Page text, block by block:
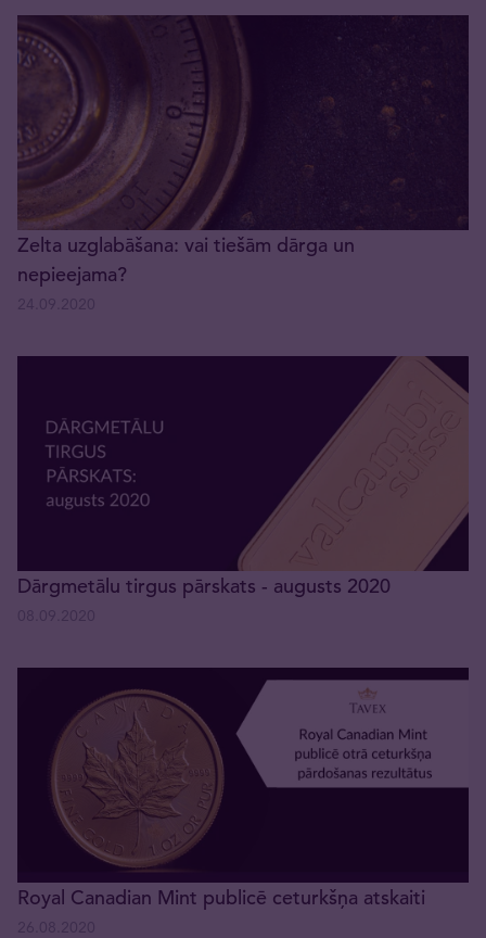
Zelta uzglabāšana: vai tiešām dārga un
nepieejama?
Dārgmetālu tirgus pārskats - augusts 2020
Royal Canadian Mint publicē ceturkšņa atskaiti